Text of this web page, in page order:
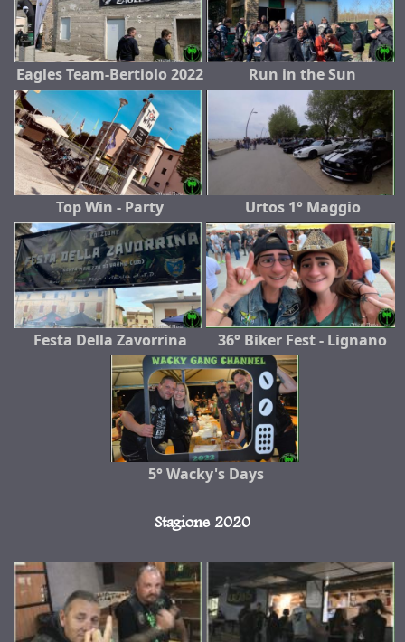
Eagles Team-Bertiolo 2022 Run in the Sun
Top Win - Party Urtos 1° Maggio
Festa Della Zavorrina 36° Biker Fest - Lignano
5° Wacky's Days
Stagione 2020